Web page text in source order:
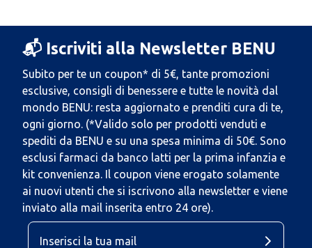
📬 Iscriviti alla Newsletter BENU
Subito per te un coupon* di 5€, tante promozioni
esclusive, consigli di benessere e tutte le novità dal
mondo BENU: resta aggiornato e prenditi cura di te,
ogni giorno. (*Valido solo per prodotti venduti e
spediti da BENU e su una spesa minima di 50€. Sono
esclusi farmaci da banco latti per la prima infanzia e
kit convenienza. Il coupon viene erogato solamente
ai nuovi utenti che si iscrivono alla newsletter e viene
inviato alla mail inserita entro 24 ore).